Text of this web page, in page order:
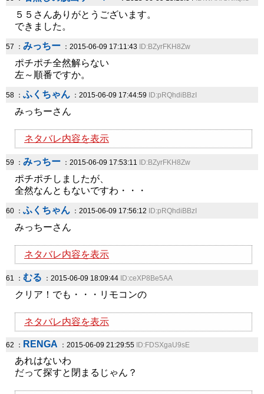
５５さんありがとうございます。
できました。
57 ： みっちー ：2015-06-09 17:11:43 ID:BZyrFKH8Zw
ポチポチ全然解らない
左～順番ですか。
58 ： ふくちゃん ：2015-06-09 17:44:59 ID:pRQhdiBBzI
みっちーさん
ネタバレ内容を表示
59 ： みっちー ：2015-06-09 17:53:11 ID:BZyrFKH8Zw
ポチポチしましたが、
全然なんともないですわ・・・
60 ： ふくちゃん ：2015-06-09 17:56:12 ID:pRQhdiBBzI
みっちーさん
ネタバレ内容を表示
61 ： むる ：2015-06-09 18:09:44 ID:ceXP8Be5AA
クリア！でも・・・リモコンの
ネタバレ内容を表示
62 ： RENGA ：2015-06-09 21:29:55 ID:FDSXgaU9sE
あれはないわ
だって探すと閉まるじゃん？